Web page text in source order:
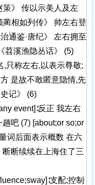
》 传以示美人及左
相如列传》 帅左右登
通鉴·唐纪》 左右拥至
溪渔隐丛话》 (5)
,只称左右,以表示尊敬;
是故不敢匿意隐情,先
记》 (6)
event]∶反正 我左右
吧 (7) [about;or so;or
词后面表示概数 在六
断续续在上海住了三
支配;控制